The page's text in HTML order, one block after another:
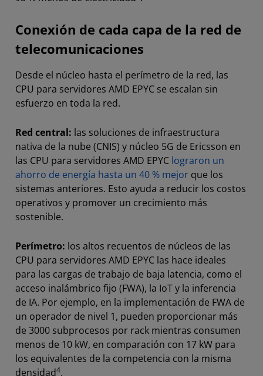
Conexión de cada capa de la red de
telecomunicaciones
Desde el núcleo hasta el perímetro de la red, las
CPU para servidores AMD EPYC se escalan sin
esfuerzo en toda la red.
Red central: las soluciones de infraestructura
nativa de la nube (CNIS) y núcleo 5G de Ericsson en
las CPU para servidores AMD EPYC lograron un
ahorro de energía hasta un 40 % mejor que los
sistemas anteriores. Esto ayuda a reducir los costos
operativos y promover un crecimiento más
sostenible.
Perímetro: los altos recuentos de núcleos de las
CPU para servidores AMD EPYC las hace ideales
para las cargas de trabajo de baja latencia, como el
acceso inalámbrico fijo (FWA), la IoT y la inferencia
de IA. Por ejemplo, en la implementación de FWA de
un operador de nivel 1, pueden proporcionar más
de 3000 subprocesos por rack mientras consumen
menos de 10 kW, en comparación con 17 kW para
los equivalentes de la competencia con la misma
densidad4.